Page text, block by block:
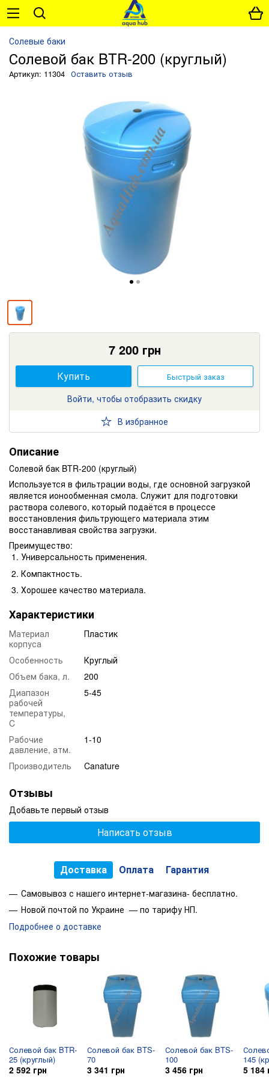
Солевые баки
Солевой бак BTR-200 (круглый)
Артикул: 11304 Оставить отзыв
7 200грн
Купить Быстрый заказ
Войти, чтобы отобразить скидку
В избранное
Описание
Солевой бак BTR-200 (круглый)
Используется в фильтрации воды, где основной загрузкой
является ионообменная смола. Служит для подготовки
раствора солевого, который подаётся в процессе
восстановления фильтрующего материала этим
восстанавливая свойства загрузки.
Преимущество:
Универсальность применения.
Компактность.
Хорошее качество материала.
Характеристики
Материал
корпуса
Пластик
Особенность
Круглый
Объем бака, л.
200
Диапазон
рабочей
температуры,
C
5-45
Рабочие
давление, атм.
1-10
Производитель Canature
Отзывы
Добавьте первый отзыв
Написать отзыв
Доставка Оплата Гарантия
Самовывоз с нашего интернет-магазина- бесплатно.
Новой почтой по Украине — по тарифу НП.
Подробнее о доставке
Похожие товары
Солевой бак BTR-
25 (круглый)
2 592 грн
Солевой бак BTS-
70
3 341 грн
Солевой бак BTS-
100
3 456 грн
145
5 184